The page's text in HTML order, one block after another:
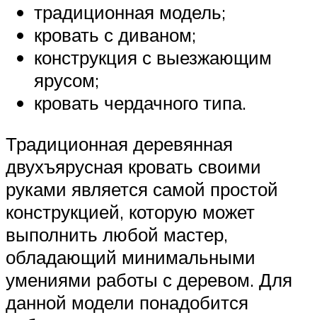
традиционная модель;
кровать с диваном;
конструкция с выезжающим
ярусом;
кровать чердачного типа.
Традиционная деревянная
двухъярусная кровать своими
руками является самой простой
конструкцией, которую может
выполнить любой мастер,
обладающий минимальными
умениями работы с деревом. Для
данной модели понадобится